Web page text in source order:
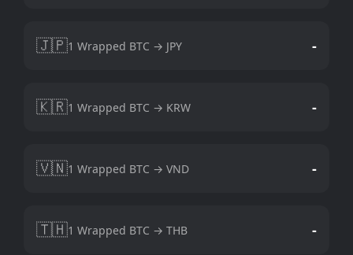
🇯🇵1 Wrapped BTC → JPY -
🇰🇷1 Wrapped BTC → KRW -
🇻🇳1 Wrapped BTC → VND -
🇹🇭1 Wrapped BTC → THB -